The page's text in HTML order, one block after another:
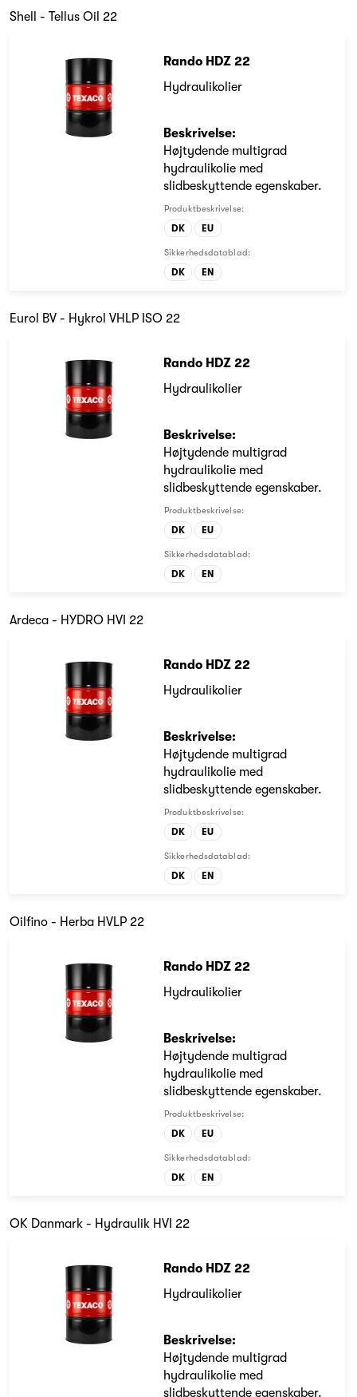
Shell - Tellus Oil 22
Rando HDZ 22
Hydraulikolier
Beskrivelse:
Højtydende multigrad
hydraulikolie med
slidbeskyttende egenskaber.
Produktbeskrivelse:
DK EU
Sikkerhedsdatablad:
DK EN
Eurol BV - Hykrol VHLP ISO 22
Rando HDZ 22
Hydraulikolier
Beskrivelse:
Højtydende multigrad
hydraulikolie med
slidbeskyttende egenskaber.
Produktbeskrivelse:
DK EU
Sikkerhedsdatablad:
DK EN
Ardeca - HYDRO HVI 22
Rando HDZ 22
Hydraulikolier
Beskrivelse:
Højtydende multigrad
hydraulikolie med
slidbeskyttende egenskaber.
Produktbeskrivelse:
DK EU
Sikkerhedsdatablad:
DK EN
Oilfino - Herba HVLP 22
Rando HDZ 22
Hydraulikolier
Beskrivelse:
Højtydende multigrad
hydraulikolie med
slidbeskyttende egenskaber.
Produktbeskrivelse:
DK EU
Sikkerhedsdatablad:
DK EN
OK Danmark - Hydraulik HVI 22
Rando HDZ 22
Hydraulikolier
Beskrivelse:
Højtydende multigrad
hydraulikolie med
slidbeskyttende egenskaber.